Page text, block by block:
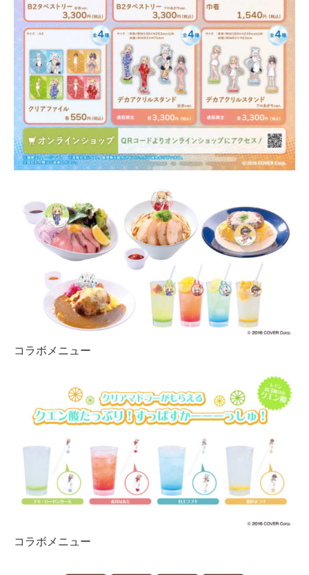
コラボメニュー
コラボメニュー